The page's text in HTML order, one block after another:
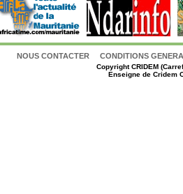
NOUS CONTACTER CONDITIONS
CopyrightCRIDEM
Enseigne de Cridem